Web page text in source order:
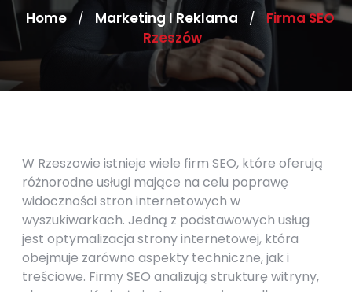
Home / Marketing I Reklama /
Firma SEO
Rzeszów
W Rzeszowie istnieje wiele firm SEO, które oferują
różnorodne usługi mające na celu poprawę
widoczności stron internetowych w
wyszukiwarkach. Jedną z podstawowych usług
jest optymalizacja strony internetowej, która
obejmuje zarówno aspekty techniczne, jak i
treściowe. Firmy SEO analizują strukturę witryny,